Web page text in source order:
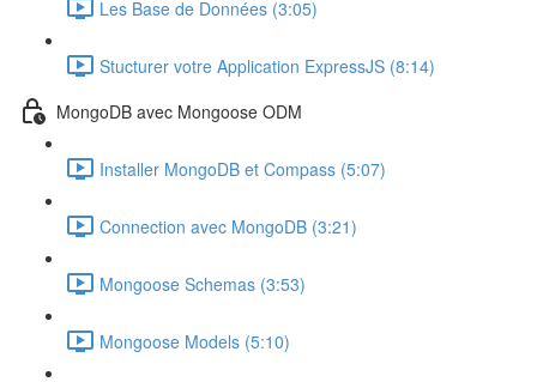
Les Base de Données (3:05)
Stucturer votre Application ExpressJS (8:14)
MongoDB avec Mongoose ODM
Installer MongoDB et Compass (5:07)
Connection avec MongoDB (3:21)
Mongoose Schemas (3:53)
Mongoose Models (5:10)